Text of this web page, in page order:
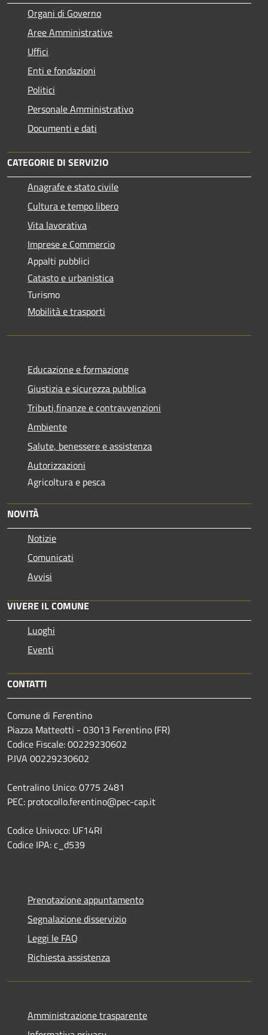
Organi di Governo
Aree Amministrative
Uffici
Enti e fondazioni
Politici
Personale Amministrativo
Documenti e dati
CATEGORIE DI SERVIZIO
Anagrafe e stato civile
Cultura e tempo libero
Vita lavorativa
Imprese e Commercio
Appalti pubblici
Catasto e urbanistica
Turismo
Mobilità e trasporti
Educazione e formazione
Giustizia e sicurezza pubblica
Tributi,finanze e contravvenzioni
Ambiente
Salute, benessere e assistenza
Autorizzazioni
Agricoltura e pesca
NOVITÀ
Notizie
Comunicati
Avvisi
VIVERE IL COMUNE
Luoghi
Eventi
CONTATTI
Comune di Ferentino
Piazza Matteotti - 03013 Ferentino (FR)
Codice Fiscale: 00229230602
P.IVA 00229230602
Centralino Unico: 0775 2481
PEC: protocollo.ferentino@pec-cap.it
Codice Univoco: UF14RI
Codice IPA: c_d539
Prenotazione appuntamento
Segnalazione disservizio
Leggi le FAQ
Richiesta assistenza
Amministrazione trasparente